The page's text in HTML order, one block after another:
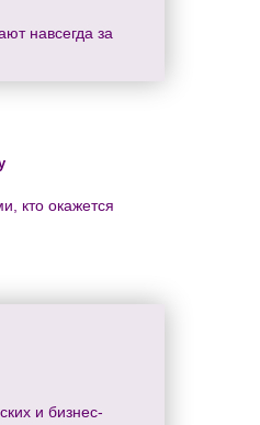
навсегда за
кто окажется
и бизнес-